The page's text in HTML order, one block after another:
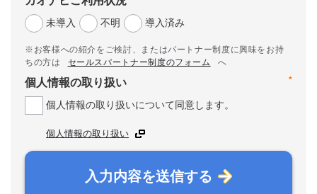
未導入
不明 導入済み
※お客様への紹介をご検討、またはパートナー制度に興味をお持
ちの方は
セールスパートナー制度のフォーム
へ
*
個人情報の取り扱い
個人情報の取り扱いについて同意します。
個人情報の取り扱い
入力内容を送信する